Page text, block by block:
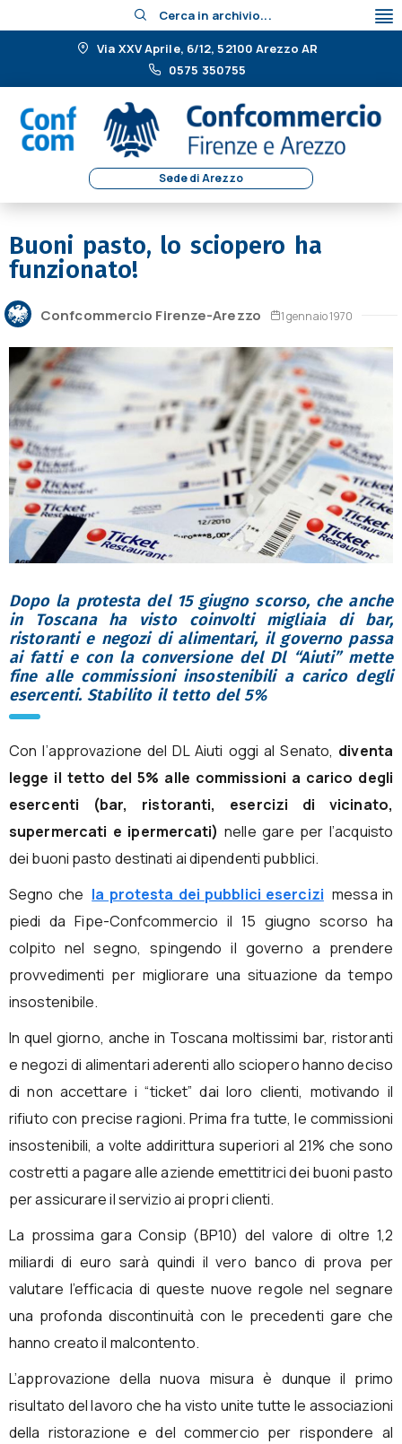
Cerca in archivio...
Via XXV Aprile, 6/12, 52100 Arezzo AR
0575 350755
Sede di Arezzo
Buoni pasto, lo sciopero ha
funzionato!
Confcommercio Firenze-Arezzo 1 gennaio 1970
Dopo la protesta del 15 giugno scorso, che anche
in Toscana ha visto coinvolti migliaia di bar,
ristoranti e negozi di alimentari, il governo passa
ai fatti e con la conversione del Dl “Aiuti” mette
fine alle commissioni insostenibili a carico degli
esercenti. Stabilito il tetto del 5%
Con l’approvazione del DL Aiuti oggi al Senato, diventa
legge il tetto del 5% alle commissioni a carico degli
esercenti (bar, ristoranti, esercizi di vicinato,
supermercati e ipermercati) nelle gare per l’acquisto
dei buoni pasto destinati ai dipendenti pubblici.
Segno che la protesta dei pubblici esercizi messa in
piedi da Fipe-Confcommercio il 15 giugno scorso ha
colpito nel segno, spingendo il governo a prendere
provvedimenti per migliorare una situazione da tempo
insostenibile.
In quel giorno, anche in Toscana moltissimi bar, ristoranti
e negozi di alimentari aderenti allo sciopero hanno deciso
di non accettare i “ticket” dai loro clienti, motivando il
rifiuto con precise ragioni. Prima fra tutte, le commissioni
insostenibili, a volte addirittura superiori al 21% che sono
costretti a pagare alle aziende emettitrici dei buoni pasto
per assicurare il servizio ai propri clienti.
La prossima gara Consip (BP10) del valore di oltre 1,2
miliardi di euro sarà quindi il vero banco di prova per
valutare l’efficacia di queste nuove regole nel segnare
una profonda discontinuità con le precedenti gare che
hanno creato il malcontento.
L’approvazione della nuova misura è dunque il primo
risultato del lavoro che ha visto unite tutte le associazioni
della ristorazione e del commercio per rispondere al